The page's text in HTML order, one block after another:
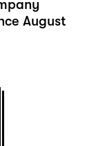
August